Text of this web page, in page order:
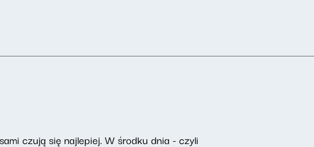
czują się najlepiej. W środku dnia - czyli